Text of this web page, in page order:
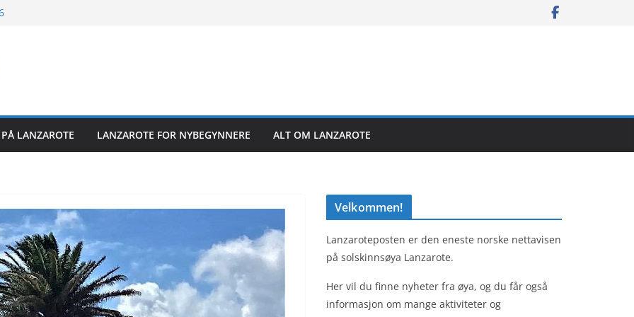
LANZAROTE LANZAROTE FOR NYBEGYNNERE ALT OM LANZAROTE
Velkommen!
Lanzaroteposten er den eneste norske nettavisen
på solskinnsøya Lanzarote.
Her vil du finne nyheter fra øya, og du får også
informasjon om mange aktiviteter og